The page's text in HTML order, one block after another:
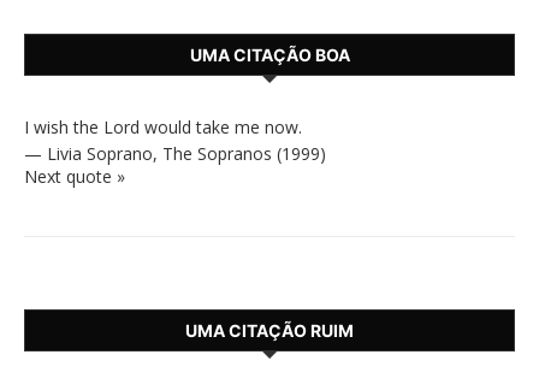
UMA CITAÇÃO BOA
I wish the Lord would take me now.
— Livia Soprano, The Sopranos (1999)
Next quote »
UMA CITAÇÃO RUIM